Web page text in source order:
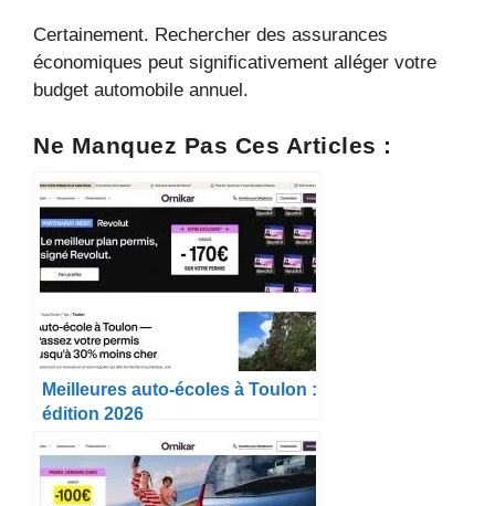
Certainement. Rechercher des assurances
économiques peut significativement alléger votre
budget automobile annuel.
Ne Manquez Pas Ces Articles :
Meilleures auto-écoles à Toulon :
édition 2026